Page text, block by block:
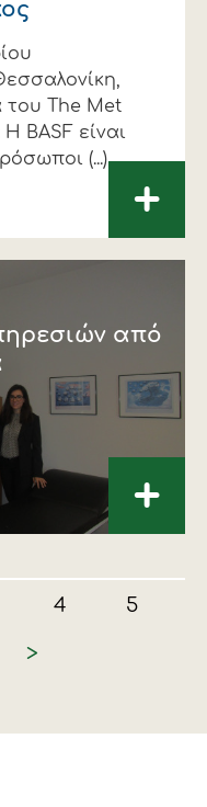
του The Met
BASF είναι
(...)
+
από
+
4 5
>